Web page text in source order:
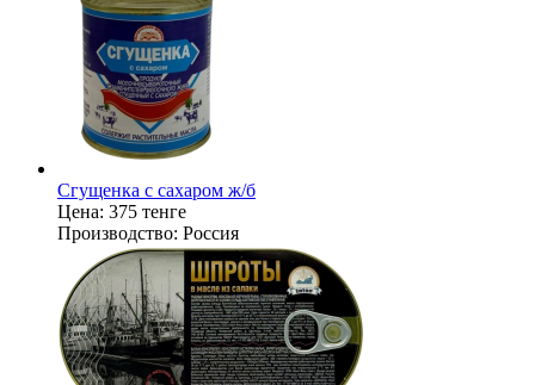
Сгущенка с сахаром ж/б
Цена: 375 тенге
Производство: Россия